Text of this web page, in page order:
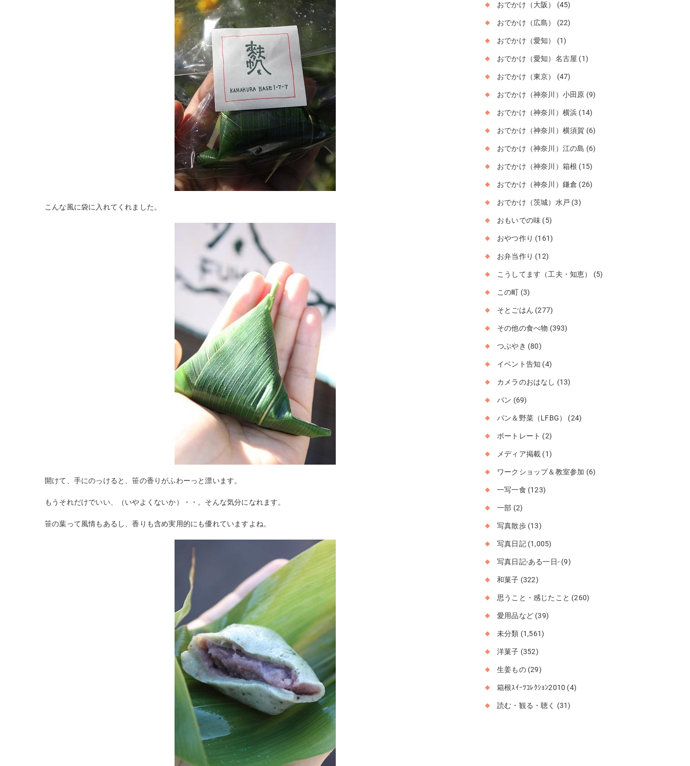
こんな風に袋に入れてくれました。
開けて、手にのっけると、笹の香りがふわーっと漂います。
もうそれだけでいい、（いやよくないか）・・。そんな気分になれます。
笹の葉って風情もあるし、香りも含め実用的にも優れていますよね。
おでかけ（大阪） (45)
おでかけ（広島） (22)
おでかけ（愛知） (1)
おでかけ（愛知）名古屋 (1)
おでかけ（東京） (47)
おでかけ（神奈川）小田原 (9)
おでかけ（神奈川）横浜 (14)
おでかけ（神奈川）横須賀 (6)
おでかけ（神奈川）江の島 (6)
おでかけ（神奈川）箱根 (15)
おでかけ（神奈川）鎌倉 (26)
おでかけ（茨城）水戸 (3)
おもいでの味 (5)
おやつ作り (161)
お弁当作り (12)
こうしてます（工夫・知恵） (5)
この町 (3)
そとごはん (277)
その他の食べ物 (393)
つぶやき (80)
イベント告知 (4)
カメラのおはなし (13)
パン (69)
パン＆野菜（LFBG） (24)
ポートレート (2)
メディア掲載 (1)
ワークショップ＆教室参加 (6)
一写一食 (123)
一部 (2)
写真散歩(13)
写真日記(1,005)
写真日記-ある一日- (9)
和菓子 (322)
思うこと・感じたこと (260)
愛用品など (39)
未分類 (1,561)
洋菓子 (352)
生姜もの(29)
箱根ｽｲｰﾂｺﾚｸｼｮﾝ2010 (4)
読む・観る・聴く (31)